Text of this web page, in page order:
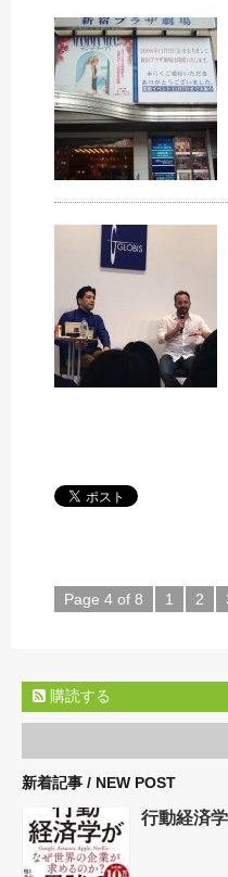
Page 4 of 8 1 2
購読する
新着記事 / NEW POST
行動経済